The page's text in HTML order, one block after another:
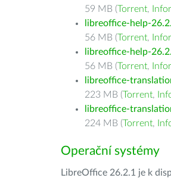
59 MB (Torrent,
libreoffice-help-
56 MB (Torrent,
libreoffice-help-
56 MB (Torrent,
libreoffice-
223 MB (Torrent,
libreoffice-
224 MB (Torrent,
Operační systémy
LibreOffice 26.2.1 je k